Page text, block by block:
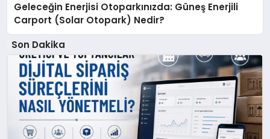
Geleceğin Enerjisi Otoparkınızda: Güneş Enerjili
Carport (Solar Otopark) Nedir?
Son Dakika